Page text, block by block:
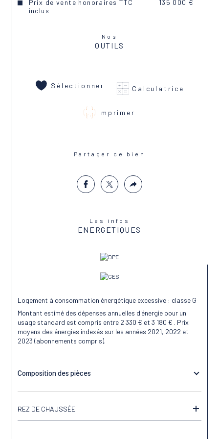
Prix de vente honoraires TTC
inclus
135 000 €
Nos
OUTILS
Sélectionner Calculatrice
Imprimer
Partager ce bien
Les infos
ENERGETIQUES
Logement à consommation énergétique excessive : classe G
Montant estimé des dépenses annuelles d'énergie pour un
usage standard est compris entre 2 330 € et 3 180 € . Prix
moyens des énergies indexés sur les années 2021, 2022 et
2023 (abonnements compris).
Composition des pièces
REZ DE CHAUSSÉE